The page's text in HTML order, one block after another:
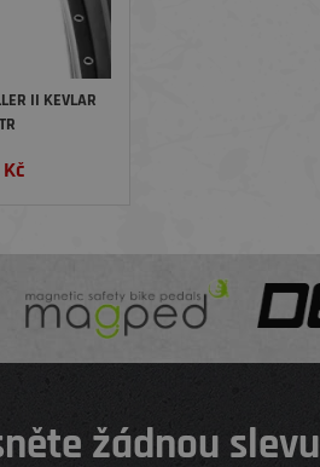
II KEVLAR
žádnou slevu